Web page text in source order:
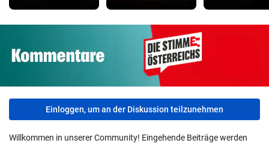
Einloggen, um an der Diskussion teilzunehmen
Willkommen in unserer Community! Eingehende Beiträge werden